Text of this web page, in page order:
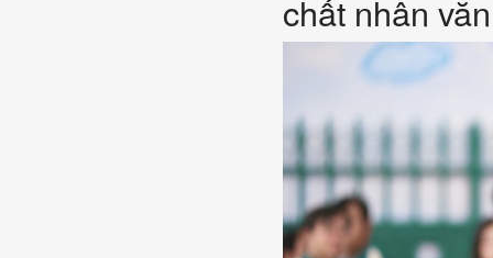
chất nhân văn